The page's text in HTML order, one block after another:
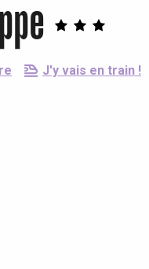
J'y vais en train !